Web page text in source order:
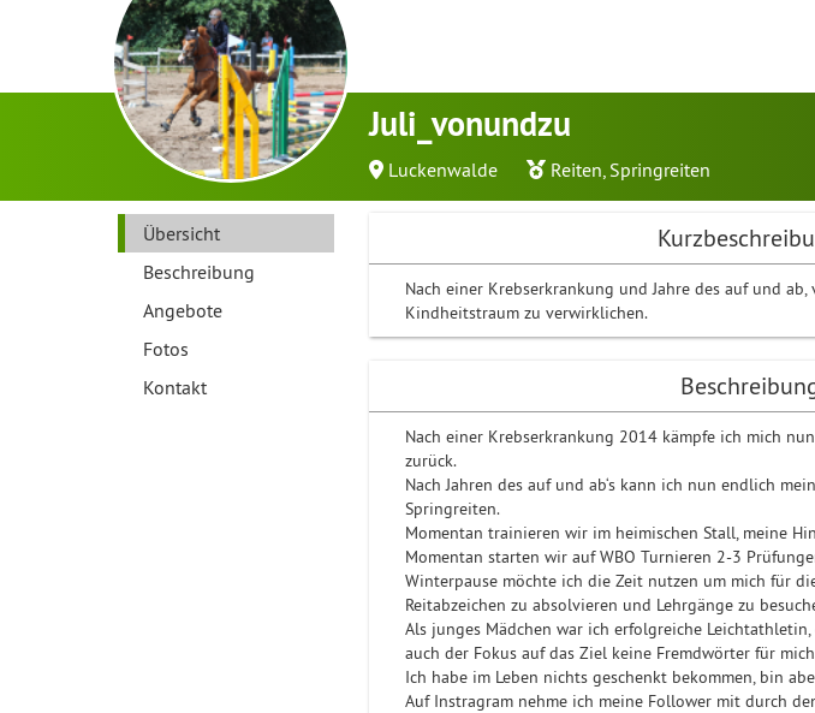
Juli_vonundzu
Luckenwalde Reiten, Springreiten
Übersicht
Beschreibung
Angebote
Fotos
Kontakt
Nach einer Krebserkrankung und Jahre des auf und
Kindheitstraum zu verwirklichen.
Nach einer Krebserkrankung 2014 kämpfe ich mich
zurück.
Nach Jahren des auf und ab‘s kann ich nun endlich
Springreiten.
Momentan trainieren wir im heimischen Stall, meine
Momentan starten wir auf WBO Turnieren 2-3
Winterpause möchte ich die Zeit nutzen um mich für
Reitabzeichen zu absolvieren und Lehrgänge zu
Als junges Mädchen war ich erfolgreiche
auch der Fokus auf das Ziel keine Fremdwörter für
Ich habe im Leben nichts geschenkt bekommen, bin
Auf Instragram nehme ich meine Follower mit durch